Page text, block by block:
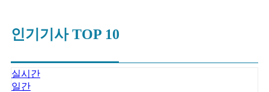
인기기사 TOP 10
실시간
일간